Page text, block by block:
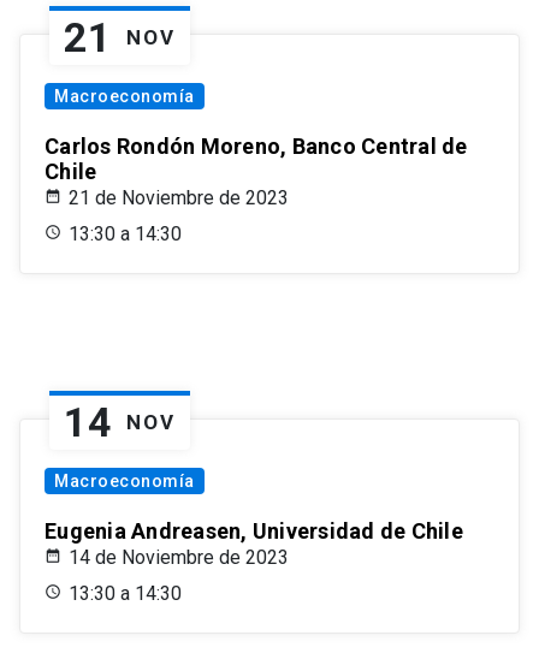
21 NOV
Macroeconomía
Carlos Rondón Moreno, Banco Central de
Chile
21 de Noviembre de 2023
13:30 a 14:30
14 NOV
Macroeconomía
Eugenia Andreasen, Universidad de Chile
14 de Noviembre de 2023
13:30 a 14:30